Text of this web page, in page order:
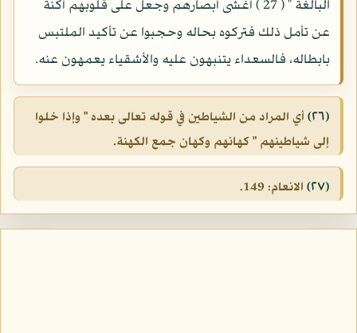
البالغة " ( 27 ) أغشى أبصارهم وجعل على قلوبهم أكنة
عن تأمل ذلك فتركوه بحاله وحجبوا عن تأكيد الملتبس
بابطاله، فالسعداء يتنبهون عليه والأشقياء يعمهون عنه.
(٢٦)
أي المراد من الشياطين في قوله تعالى بعده " وإذا خلوا
إلى شياطينهم " كهانهم وكهان جمع الكهنة.
(٢٧) الانعام: 149.